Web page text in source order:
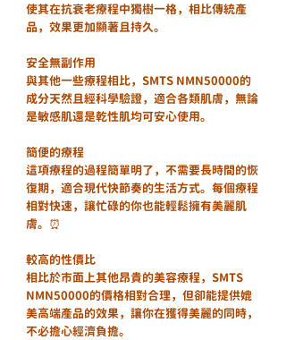
使其在抗衰老療程中獨樹一格，相比傳統產
品，效果更加顯著且持久。
安全無副作用
與其他一些療程相比，SMTS NMN50000的
成分天然且經科學驗證，適合各類肌膚，無論
是敏感肌還是乾性肌均可安心使用。
簡便的療程
這項療程的過程簡單明了，不需要長時間的恢
復期，適合現代快節奏的生活方式。每個療程
相對快速，讓忙碌的你也能輕鬆擁有美麗肌
膚。⏰
較高的性價比
相比於市面上其他昂貴的美容療程，SMTS
NMN50000的價格相對合理，但卻能提供媲
美高端產品的效果，讓你在獲得美麗的同時，
不必擔心經濟負擔。